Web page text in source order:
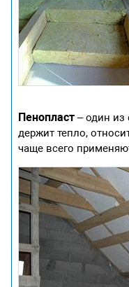
Пенопласт – один из
держит тепло,
чаще всего